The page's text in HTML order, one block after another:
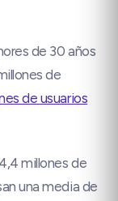
de 30 años
de
de usuarios
millones de
una media de